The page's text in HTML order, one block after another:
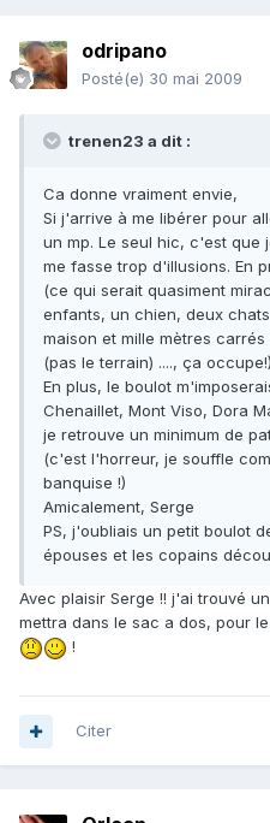
odripano
Posté(e) 30 mai 2009
trenen23 a dit :
Ca donne vraiment envie,
Si j'arrive à me libérer pour
un mp. Le seul hic, c'est que
me fasse trop d'illusions. En
(ce qui serait quasiment
enfants, un chien, deux
maison et mille mètres
(pas le terrain) ...., ça
En plus, le boulot
Chenaillet, Mont Viso, Dora
je retrouve un minimum de
(c'est l'horreur, je souffle
banquise !)
Amicalement, Serge
PS, j'oubliais un petit boulot
épouses et les copains
Avec plaisir Serge !! j'ai trouvé
mettra dans le sac a dos, pour
!
Citer